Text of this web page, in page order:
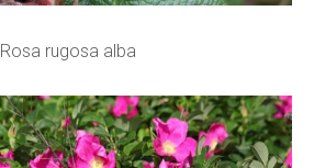
Rosa rugosa alba